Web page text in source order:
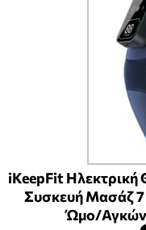
iKeepFit
Συσκευή Μασάζ
Ώμο/